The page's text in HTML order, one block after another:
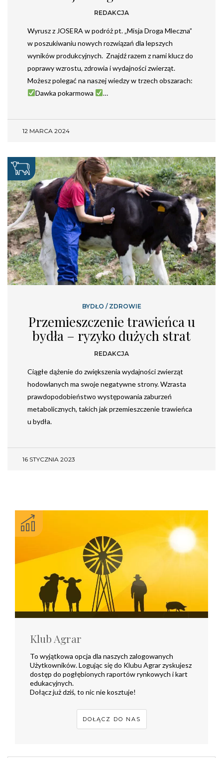
REDAKCJA
Wyrusz z JOSERA w podróż pt. „Misja Droga Mleczna”
w poszukiwaniu nowych rozwiązań dla lepszych
wyników produkcyjnych. Znajdź razem z nami klucz do
poprawy wzrostu, zdrowia i wydajności zwierząt.
Możesz polegać na naszej wiedzy w trzech obszarach:
Dawka pokarmowa
…
12 MARCA 2024
BYDŁO / ZDROWIE
Przemieszczenie trawieńca u
bydła – ryzyko dużych strat
REDAKCJA
Ciągłe dążenie do zwiększenia wydajności zwierząt
hodowlanych ma swoje negatywne strony. Wzrasta
prawdopodobieństwo występowania zaburzeń
metabolicznych, takich jak przemieszczenie trawieńca
u bydła.
16 STYCZNIA 2023
Klub Agrar
To wyjątkowa opcja dla naszych zalogowanych
Użytkowników. Logując się do Klubu Agrar zyskujesz
dostęp do pogłębionych raportów rynkowych i kart
edukacyjnych.
Dołącz już dziś, to nic nie kosztuje!
DOŁĄCZ DO NAS